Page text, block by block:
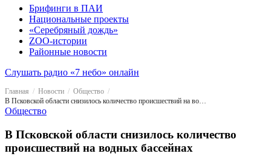
Брифинги в ПАИ
Национальные проекты
«Серебряный дождь»
ZOO-истории
Районные новости
Слушать радио «7 небо» онлайн
Главная Новости
Общество
В Псковской области снизилось количество происшествий на водных бассейнах
Общество
В Псковской области снизилось количество
происшествий на водных бассейнах